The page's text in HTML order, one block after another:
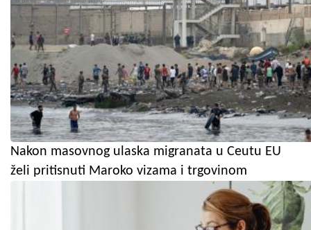
Nakon masovnog ulaska migranata u Ceutu EU
želi pritisnuti Maroko vizama i trgovinom